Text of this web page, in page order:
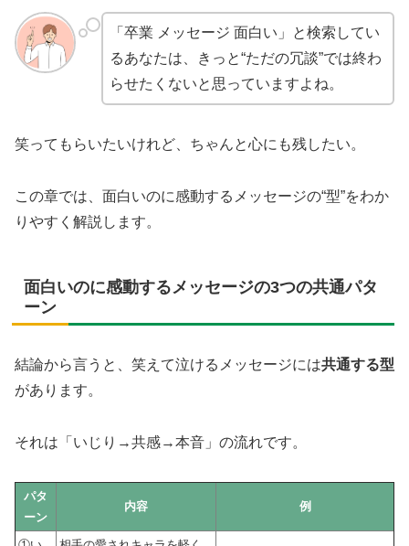
「卒業 メッセージ 面白い」と検索してい
るあなたは、きっと“ただの冗談”では終わ
らせたくないと思っていますよね。
笑ってもらいたいけれど、ちゃんと心にも残したい。
この章では、面白いのに感動するメッセージの“型”をわか
りやすく解説します。
面白いのに感動するメッセージの3つの共通パタ
ーン
結論から言うと、笑えて泣けるメッセージには共通する型
があります。
それは「いじり→共感→本音」の流れです。
パタ
ーン
内容 例